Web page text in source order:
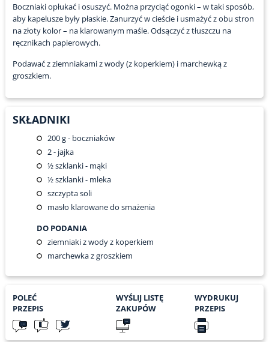
Boczniaki opłukać i osuszyć. Można przyciąć ogonki – w taki sposób,
aby kapelusze były płaskie. Zanurzyć w cieście i usmażyć z obu stron
na złoty kolor – na klarowanym maśle. Odsączyć z tłuszczu na
ręcznikach papierowych.
Podawać z ziemniakami z wody (z koperkiem) i marchewką z
groszkiem.
SKŁADNIKI
200g - boczniaków
2- jajka
½szklanki - mąki
½szklanki - mleka
szczypta soli
masło klarowane do smażenia
DO PODANIA
ziemniaki z wody z koperkiem
marchewka z groszkiem
POLEĆ
PRZEPIS
WYŚLIJ LISTĘ
ZAKUPÓW
WYDRUKUJ
PRZEPIS